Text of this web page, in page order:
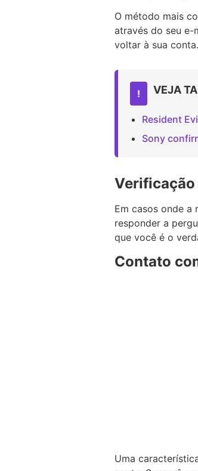
O método mais
através do seu e-
voltar à sua conta.
! VEJA
Resident
Sony
Em casos onde a
responder a
que você é o
Contato
Uma